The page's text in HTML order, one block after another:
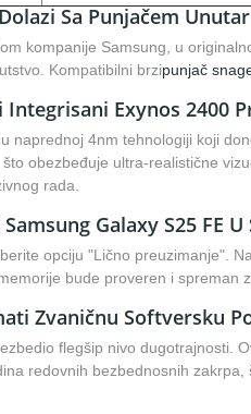
Sa Punjačem
kompanije Samsung, u
Kompatibilni brzipunjač
Exynos 2400
naprednoj 4nm tehnologiji koji
obezbeđuje ultra-realistične
rada.
Galaxy S25 FE U
opciju "Lično preuzimanje".
bude proveren i spreman
Zvaničnu Softversku
flegšip nivo dugotrajnosti.
redovnih bezbednosnih